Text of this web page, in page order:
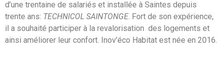
d’une trentaine de salariés et installée à Saintes depuis
trente ans: TECHNICOL SAINTONGE. Fort de son expérience,
il a souhaité participer à la revalorisation des logements et
ainsi améliorer leur confort. Inov’éco Habitat est née en 2016.